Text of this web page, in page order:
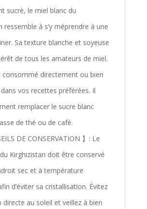
sucré, le miel blanc du
ressemble à s’y méprendre à une
Sa texture blanche et soyeuse
de tous les amateurs de miel.
consommé directement ou bien
vos recettes préférées. Il
remplacer le sucre blanc
de thé ou de café.
DE CONSERVATION 】: Le
Kirghizistan doit être conservé
sec et à température
d’éviter sa cristallisation. Évitez
directe au soleil et veillez à bien